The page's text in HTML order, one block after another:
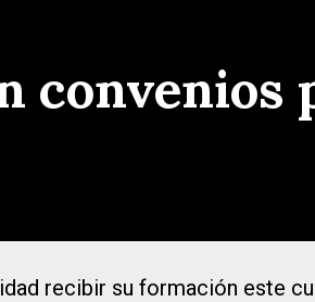
convenios
recibir su formación este